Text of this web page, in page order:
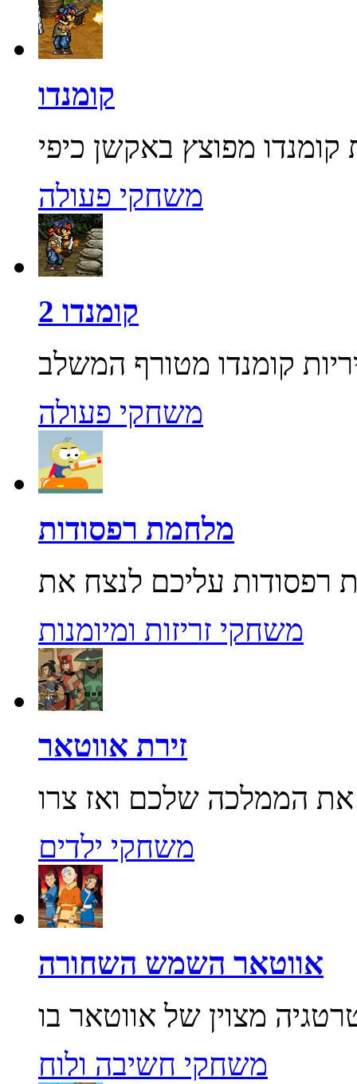
קומנדו
משחקי פעולה
קומנדו 2
משחקי פעולה
מלחמת רפסודות
משחקי זריזות ומיומנות
זירת אווטאר
משחקי ילדים
אווטאר השמש השחורה
משחקי חשיבה ולוח